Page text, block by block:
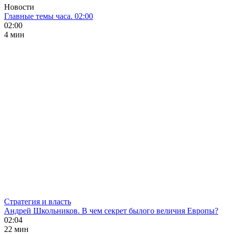
Новости
Главные темы часа. 02:00
02:00
4 мин
Стратегия и власть
Андрей Школьников. В чем секрет былого величия Европы?
02:04
22 мин